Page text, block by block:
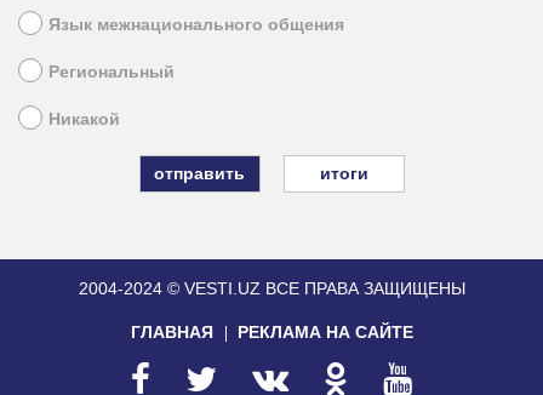
Язык межнационального общения
Региональный
Никакой
итоги
2004-2024 © VESTI.UZ ВСЕ ПРАВА ЗАЩИЩЕНЫ
ГЛАВНАЯ РЕКЛАМА НА САЙТЕ